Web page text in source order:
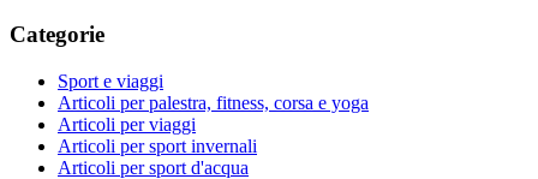
Categorie
Sport e viaggi
Articoli per palestra, fitness, corsa e yoga
Articoli per viaggi
Articoli per sport invernali
Articoli per sport d'acqua